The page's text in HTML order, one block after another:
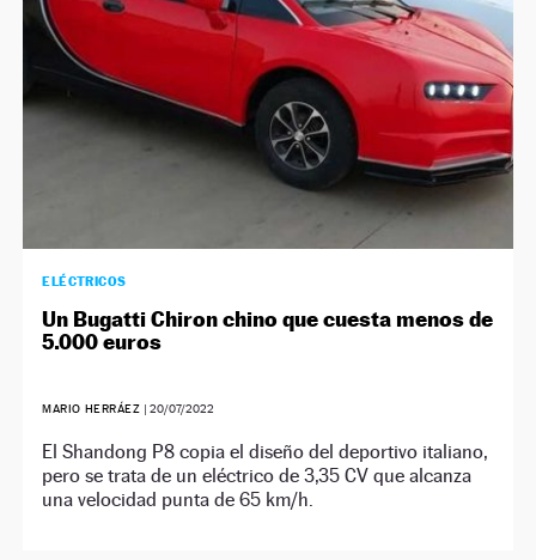
ELÉCTRICOS
Un Bugatti Chiron chino que cuesta menos de
5.000 euros
MARIO HERRÁEZ | 20/07/2022
El Shandong P8 copia el diseño del deportivo italiano,
pero se trata de un eléctrico de 3,35 CV que alcanza
una velocidad punta de 65 km/h.